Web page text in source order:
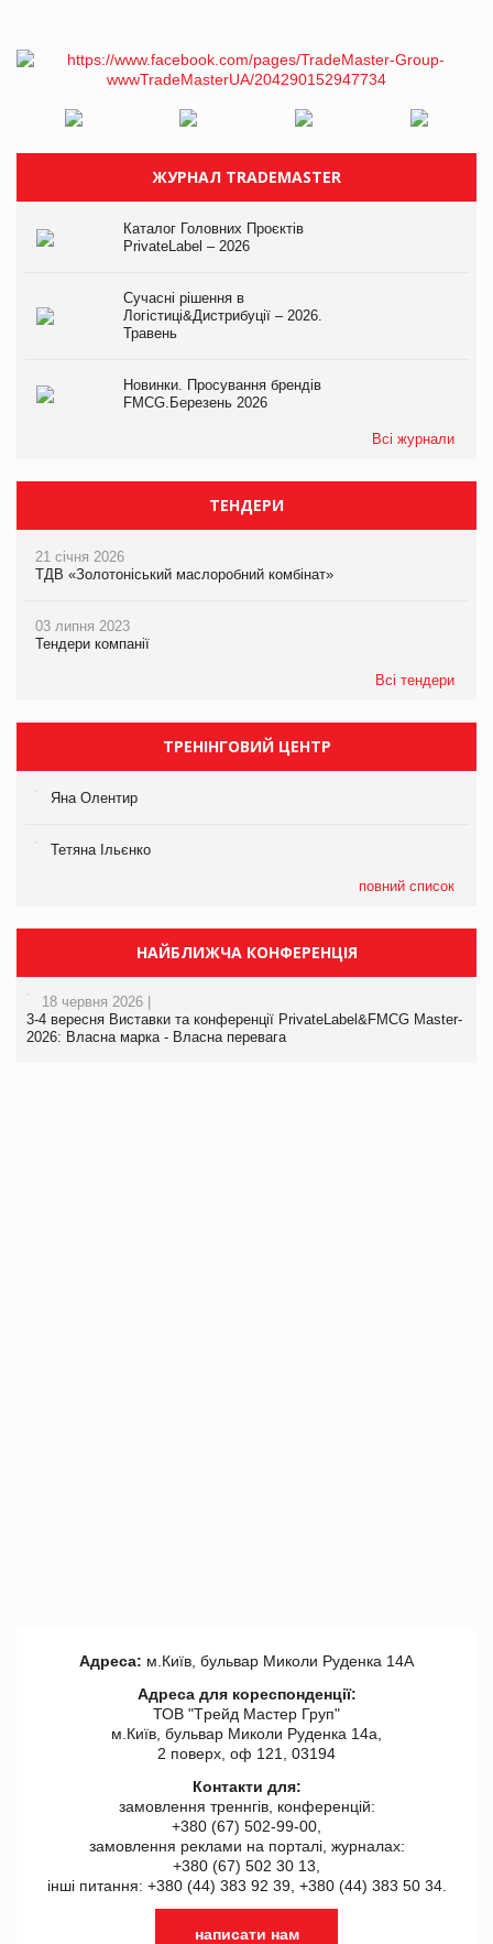
ЖУРНАЛ TRADEMASTER
Каталог Головних Проєктів
PrivateLabel – 2026
Сучасні рішення в
Логістиці&Дистрибуції – 2026.
Травень
Новинки. Просування брендів
FMCG.Березень 2026
Всі журнали
ТЕНДЕРИ
21 січня 2026
ТДВ «Золотоніський маслоробний комбінат»
03 липня 2023
Тендери компанії
Всі тендери
ТРЕНІНГОВИЙ ЦЕНТР
Яна Олентир
Тетяна Ільєнко
повний список
НАЙБЛИЖЧА КОНФЕРЕНЦІЯ
18 червня 2026 |
3-4 вересня Виставки та конференції PrivateLabel&FMCG Master-
2026: Власна марка - Власна перевага
Адреса: м.Київ, бульвар Миколи Руденка 14А
Адреса для кореспонденції:
ТОВ "Tрейд Мастер Груп"
м.Київ, бульвар Миколи Руденка 14а,
2 поверх, оф 121, 03194
Контакти для:
замовлення треннгів, конференцій:
+380 (67) 502-99-00,
замовлення реклами на порталі, журналах:
+380 (67) 502 30 13,
інші питання: +380 (44) 383 92 39, +380 (44) 383 50 34.
написати нам